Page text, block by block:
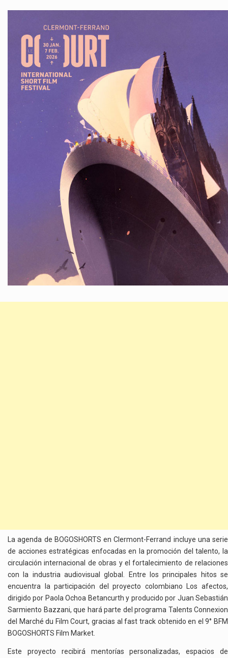
La agenda de BOGOSHORTS en Clermont-Ferrand incluye una serie
de acciones estratégicas enfocadas en la promoción del talento, la
circulación internacional de obras y el fortalecimiento de relaciones
con la industria audiovisual global. Entre los principales hitos se
encuentra la participación del proyecto colombiano Los afectos,
dirigido por Paola Ochoa Betancurth y producido por Juan Sebastián
Sarmiento Bazzani, que hará parte del programa Talents Connexion
del Marché du Film Court, gracias al fast track obtenido en el 9° BFM
BOGOSHORTS Film Market.
Este proyecto recibirá mentorías personalizadas, espacios de